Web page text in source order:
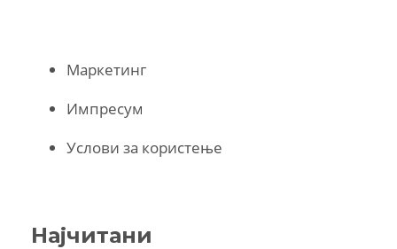
Маркетинг
Импресум
Услови за користење
Најчитани